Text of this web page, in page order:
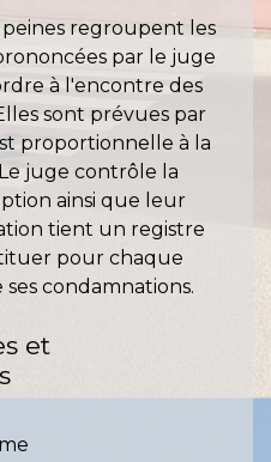
regroupent les
par le juge
à l'encontre des
sont prévues par
proportionnelle à la
juge contrôle la
ainsi que leur
tient un registre
pour chaque
condamnations.
et